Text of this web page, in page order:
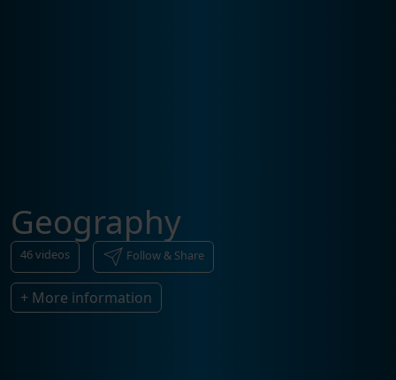
Geography
46videos Follow & Share
+ More information